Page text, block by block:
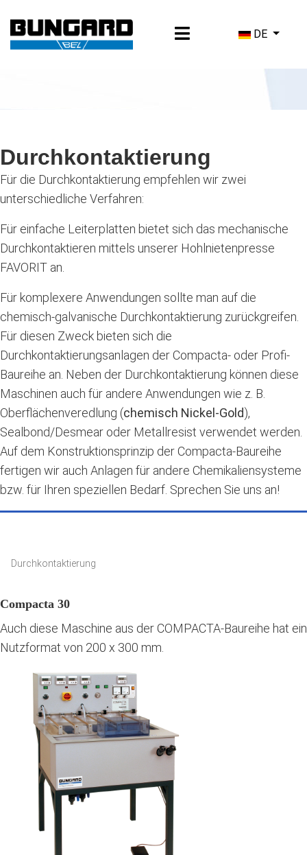
Sprache
DE
Durchkontaktierung
Für die Durchkontaktierung empfehlen wir zwei
unterschiedliche Verfahren:
Für einfache Leiterplatten bietet sich das mechanische
Durchkontaktieren mittels unserer Hohlnietenpresse
FAVORIT an.
Für komplexere Anwendungen sollte man auf die
chemisch-galvanische Durchkontaktierung zurückgreifen.
Für diesen Zweck bieten sich die
Durchkontaktierungsanlagen der Compacta- oder Profi-
Baureihe an. Neben der Durchkontaktierung können diese
Maschinen auch für andere Anwendungen wie z. B.
Oberflächenveredlung (chemisch Nickel-Gold),
Sealbond/Desmear oder Metallresist verwendet werden.
Auf dem Konstruktionsprinzip der Compacta-Baureihe
fertigen wir auch Anlagen für andere Chemikaliensysteme
bzw. für Ihren speziellen Bedarf. Sprechen Sie uns an!
Compacta 30
Durchkontaktierung
Auch diese Maschine aus der COMPACTA-Baureihe hat ein
Nutzformat von 200 x 300 mm.